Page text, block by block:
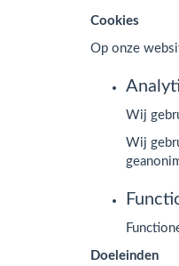
Cookies
Op onze
Wij
Wij
Doeleinden